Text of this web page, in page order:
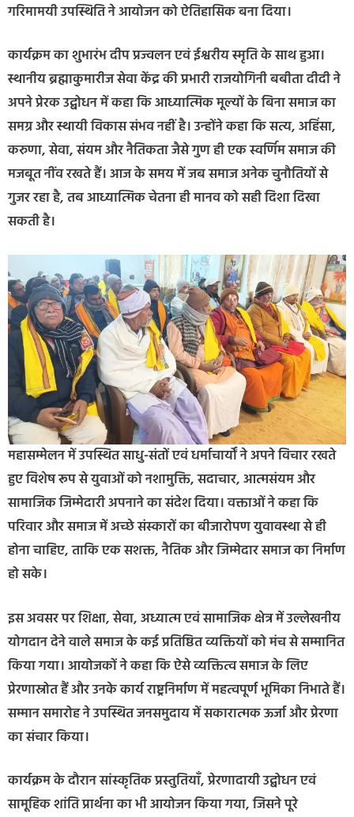
गरिमामयी उपस्थिति ने आयोजन को ऐतिहासिक बना दिया।
कार्यक्रम का शुभारंभ दीप प्रज्वलन एवं ईश्वरीय स्मृति के साथ हुआ।
स्थानीय ब्रह्माकुमारीज सेवा केंद्र की प्रभारी राजयोगिनी बबीता दीदी ने
अपने प्रेरक उद्बोधन में कहा कि आध्यात्मिक मूल्यों के बिना समाज का
समग्र और स्थायी विकास संभव नहीं है। उन्होंने कहा कि सत्य, अहिंसा,
करुणा, सेवा, संयम और नैतिकता जैसे गुण ही एक स्वर्णिम समाज की
मजबूत नींव रखते हैं। आज के समय में जब समाज अनेक चुनौतियों से
गुजर रहा है, तब आध्यात्मिक चेतना ही मानव को सही दिशा दिखा
सकती है।
महासम्मेलन में उपस्थित साधु-संतों एवं धर्माचार्यों ने अपने विचार रखते
हुए विशेष रूप से युवाओं को नशामुक्ति, सदाचार, आत्मसंयम और
सामाजिक जिम्मेदारी अपनाने का संदेश दिया। वक्ताओं ने कहा कि
परिवार और समाज में अच्छे संस्कारों का बीजारोपण युवावस्था से ही
होना चाहिए, ताकि एक सशक्त, नैतिक और जिम्मेदार समाज का निर्माण
हो सके।
इस अवसर पर शिक्षा, सेवा, अध्यात्म एवं सामाजिक क्षेत्र में उल्लेखनीय
योगदान देने वाले समाज के कई प्रतिष्ठित व्यक्तियों को मंच से सम्मानित
किया गया। आयोजकों ने कहा कि ऐसे व्यक्तित्व समाज के लिए
प्रेरणास्रोत हैं और उनके कार्य राष्ट्रनिर्माण में महत्वपूर्ण भूमिका निभाते हैं।
सम्मान समारोह ने उपस्थित जनसमुदाय में सकारात्मक ऊर्जा और प्रेरणा
का संचार किया।
कार्यक्रम के दौरान सांस्कृतिक प्रस्तुतियाँ, प्रेरणादायी उद्बोधन एवं
सामूहिक शांति प्रार्थना का भी आयोजन किया गया, जिसने पूरे